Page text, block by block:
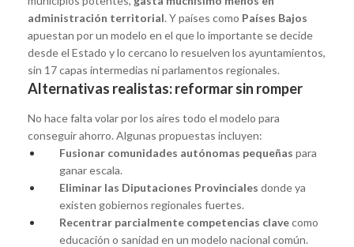
administración territorial. Y países como Países Bajos
apuestan por un modelo en el que lo importante se decide
desde el Estado y lo cercano lo resuelven los ayuntamientos,
sin 17 capas intermedias ni parlamentos regionales.
Alternativas realistas: reformar sin romper
No hace falta volar por los aires todo el modelo para
conseguir ahorro. Algunas propuestas incluyen:
Fusionar comunidades autónomas pequeñas para
ganar escala.
Eliminar las Diputaciones Provinciales donde ya
existen gobiernos regionales fuertes.
Recentrar parcialmente competencias clavecomo
educación o sanidad en un modelo nacional común.